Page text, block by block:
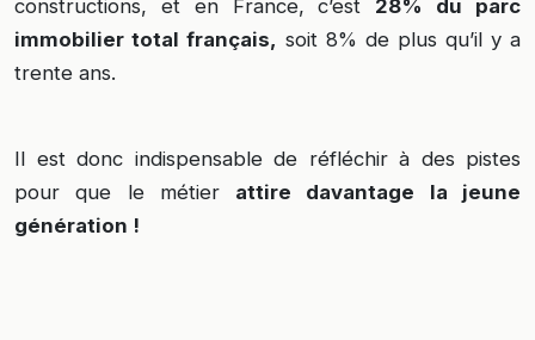
constructions, et en France, c’est 28% du parc
immobilier total français, soit 8% de plus qu’il y a
trente ans.
Il est donc indispensable de réfléchir à des pistes
pour que le métier attire davantage la jeune
génération !